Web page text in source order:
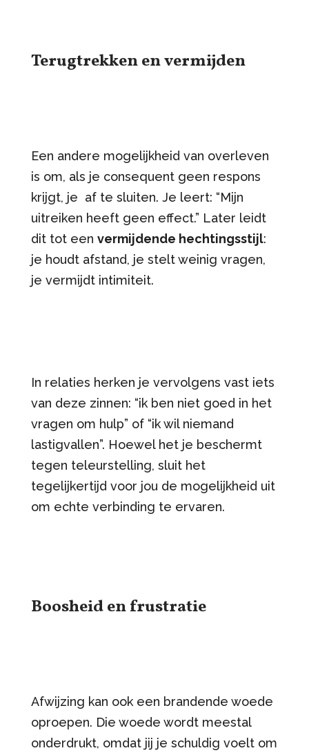
Terugtrekken en vermijden
Een andere mogelijkheid van overleven
is om, als je consequent geen respons
krijgt, je af te sluiten. Je leert: “Mijn
uitreiken heeft geen effect.” Later leidt
dit tot een vermijdende hechtingsstijl:
je houdt afstand, je stelt weinig vragen,
je vermijdt intimiteit.
In relaties herken je vervolgens vast iets
van deze zinnen: “ik ben niet goed in het
vragen om hulp” of “ik wil niemand
lastigvallen”. Hoewel het je beschermt
tegen teleurstelling, sluit het
tegelijkertijd voor jou de mogelijkheid uit
om echte verbinding te ervaren.
Boosheid en frustratie
Afwijzing kan ook een brandende woede
oproepen. Die woede wordt meestal
onderdrukt, omdat jij je schuldig voelt om